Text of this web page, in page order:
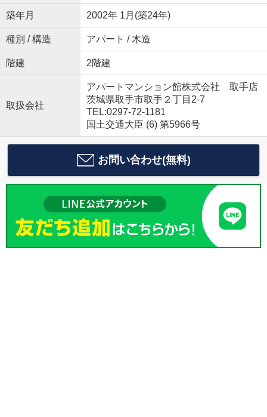
築年月 2002年 1月(築24年)
種別 / 構造 アパート / 木造
階建 2階建
取扱会社
アパートマンション館株式会社 取手店
茨城県取手市取手２丁目2-7
TEL:0297-72-1181
国土交通大臣 (6) 第5966号
お問い合わせ(無料)